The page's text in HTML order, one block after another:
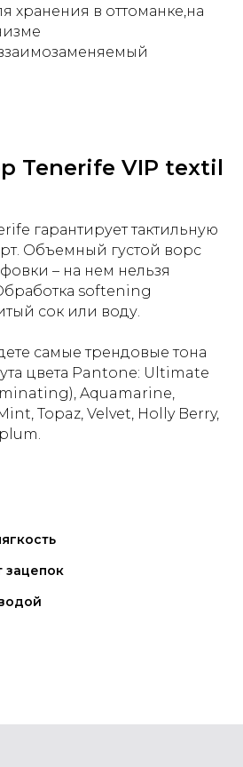
хранения в оттоманке,на
Tenerife VIP textil
гарантирует тактильную
Объемный густой ворс
– на нем нельзя
softening
сок или воду.
самые трендовые тона
цвета Pantone: Ultimate
Aquamarine,
Topaz, Velvet, Holly Berry,
зацепок